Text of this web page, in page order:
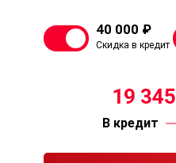
40 000 ₽
Скидка в кредит
19 345
В кредит